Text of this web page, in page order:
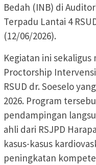
Bedah (INB) di
Terpadu Lantai 4
(12/06/2026).
Kegiatan ini
Proctorship
RSUD dr. Soeselo
2026. Program
pendampingan
ahli dari RSJPD
kasus-kasus
peningkatan